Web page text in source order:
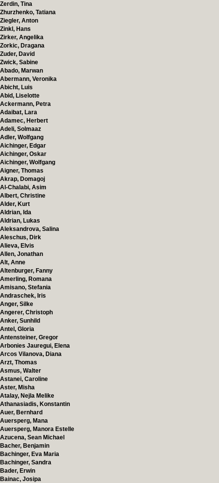
Zerdin, Tina
Zhurzhenko, Tatiana
Ziegler, Anton
Zinkl, Hans
Zirker, Angelika
Zorkic, Dragana
Zuder, David
Zwick, Sabine
Abado, Marwan
Abermann, Veronika
Abicht, Luis
Abid, Liselotte
Ackermann, Petra
Adaibat, Lara
Adamec, Herbert
Adeli, Solmaaz
Adler, Wolfgang
Aichinger, Edgar
Aichinger, Oskar
Aichinger, Wolfgang
Aigner, Thomas
Akrap, Domagoj
Al-Chalabi, Asim
Albert, Christine
Alder, Kurt
Aldrian, Ida
Aldrian, Lukas
Aleksandrova, Salina
Aleschus, Dirk
Alieva, Elvis
Allen, Jonathan
Alt, Anne
Altenburger, Fanny
Amerling, Romana
Amisano, Stefania
Andraschek, Iris
Anger, Silke
Angerer, Christoph
Anker, Sunhild
Antel, Gloria
Antensteiner, Gregor
Arbonies Jauregui, Elena
Arcos Vilanova, Diana
Arzt, Thomas
Asmus, Walter
Astanei, Caroline
Aster, Misha
Atalay, Nejla Melike
Athanasiadis, Konstantin
Auer, Bernhard
Auersperg, Mana
Auersperg, Manora Estelle
Azucena, Sean Michael
Bacher, Benjamin
Bachinger, Eva Maria
Bachinger, Sandra
Bader, Erwin
Bainac, Josipa